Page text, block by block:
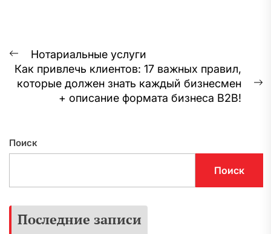
Навигация
по
записям
Предыдущая
запись:
Нотариальные услуги
Как привлечь клиентов: 17 важных правил,
которые должен знать каждый бизнесмен
+ описание формата бизнеса B2B!
Поиск
Поиск
Последние записи